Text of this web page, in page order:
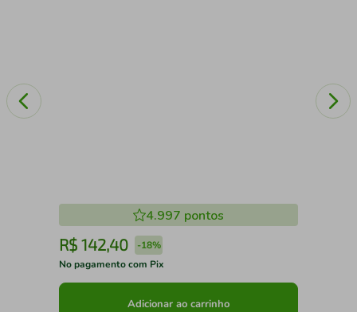
4.997 pontos
R$ 142,40 -18%
No pagamento com Pix
Adicionar ao carrinho